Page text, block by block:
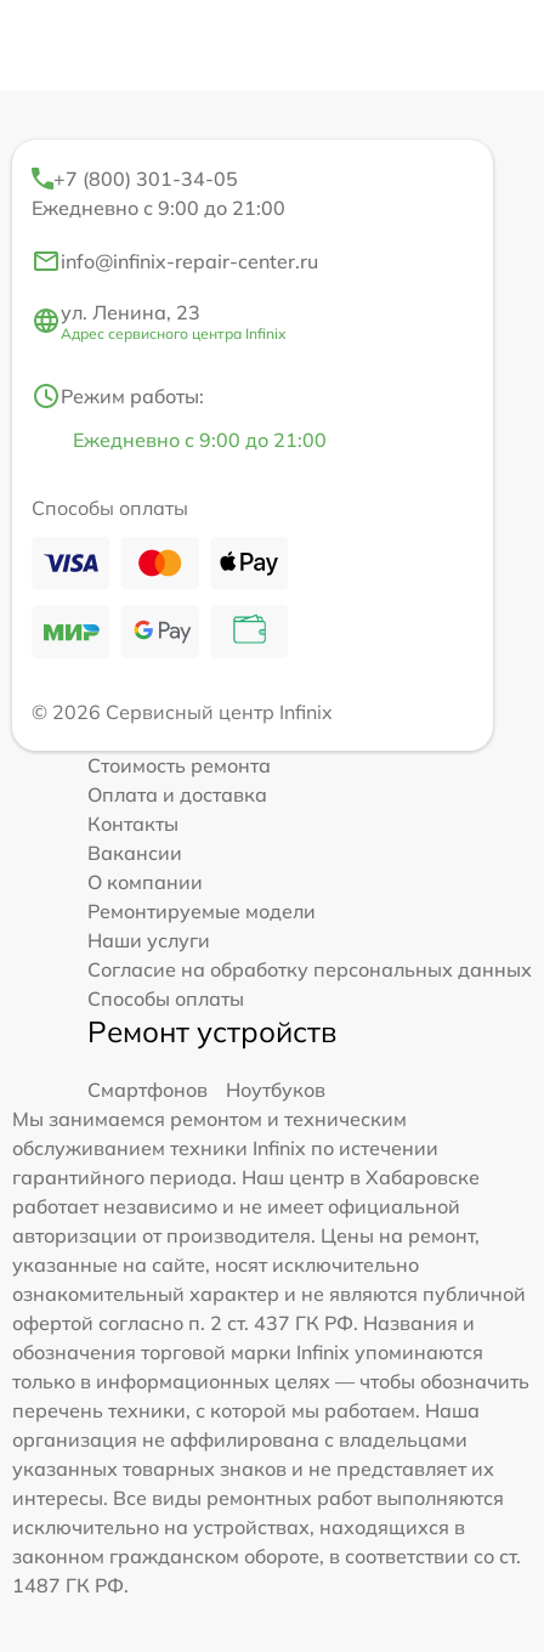
+7 (800) 301-34-05
Ежедневно с 9:00 до 21:00
info@infinix-repair-center.ru
ул. Ленина, 23
Адрес сервисного центра Infinix
Режим работы:
Ежедневно с 9:00 до 21:00
Способы оплаты
© 2026 Сервисный центр Infinix
Стоимость ремонта
Оплата и доставка
Контакты
Вакансии
О компании
Ремонтируемые модели
Наши услуги
Согласие на обработку персональных данных
Способы оплаты
Ремонт устройств
Смартфонов
Ноутбуков
Мы занимаемся ремонтом и техническим
обслуживанием техники Infinix по истечении
гарантийного периода. Наш центр в Хабаровске
работает независимо и не имеет официальной
авторизации от производителя. Цены на ремонт,
указанные на сайте, носят исключительно
ознакомительный характер и не являются публичной
офертой согласно п. 2 ст. 437 ГК РФ. Названия и
обозначения торговой марки Infinix упоминаются
только в информационных целях — чтобы обозначить
перечень техники, с которой мы работаем. Наша
организация не аффилирована с владельцами
указанных товарных знаков и не представляет их
интересы. Все виды ремонтных работ выполняются
исключительно на устройствах, находящихся в
законном гражданском обороте, в соответствии со ст.
1487 ГК РФ.